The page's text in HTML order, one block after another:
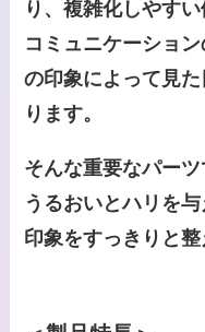
り、複雑化しやす
コミュニケーショ
の印象によって見
ります。
そんな重要なパーツ
うるおいとハリを
印象をすっきりと整